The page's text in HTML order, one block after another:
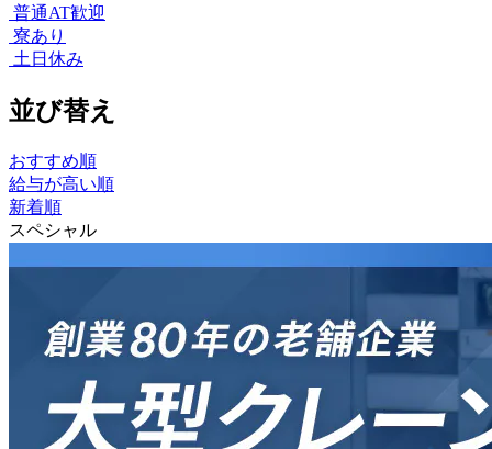
普通AT歓迎
寮あり
土日休み
並び替え
おすすめ順
給与が高い順
新着順
スペシャル